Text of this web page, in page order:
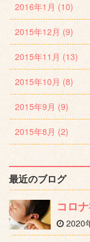
2016年1月 (10)
2015年12月 (9)
2015年11月 (13)
2015年10月 (8)
2015年9月 (9)
2015年8月 (2)
最近のブログ
コロ
2020